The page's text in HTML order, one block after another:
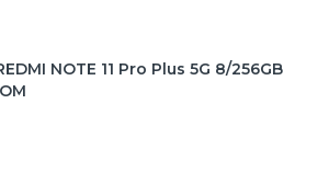
NOTE 11 Pro Plus 5G 8/256GB